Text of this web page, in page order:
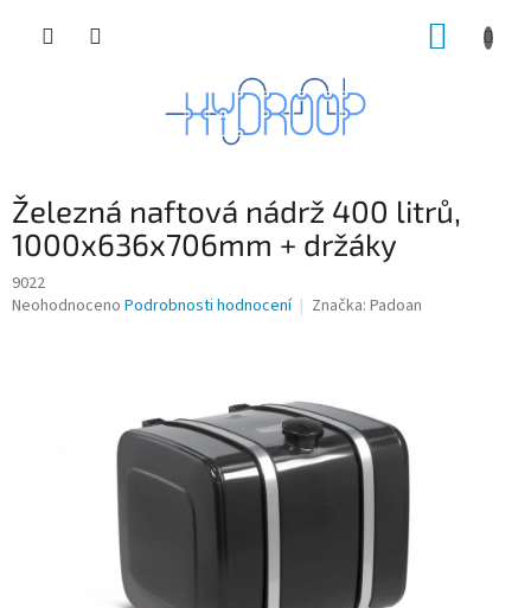
Železná naftová nádrž 400 litrů,
1000x636x706mm + držáky
9022
Průměrné
Neohodnoceno Podrobnosti hodnocení Značka: Padoan